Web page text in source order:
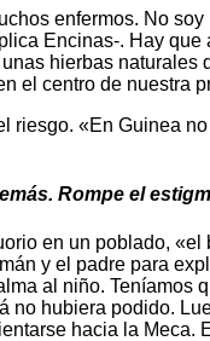
enfermos. No
Encinas-. Hay
hierbas
el centro de nuestra
«En Guinea
Rompe el
en un poblado,
y el padre para
al niño. Teníamos
hubiera podido.
hacia la